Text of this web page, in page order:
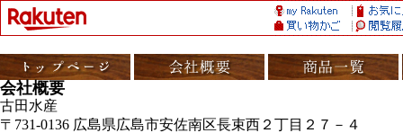
会社概要
古田水産
〒731-0136 広島県広島市安佐南区長束西２丁目２７－４